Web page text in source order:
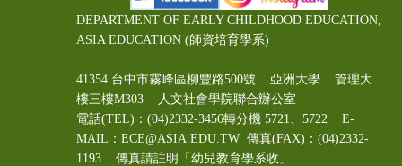
DEPARTMENT OF EARLY CHILDHOOD EDUCATION,
ASIA EDUCATION (師資培育學系)
41354 台中市霧峰區柳豐路500號 亞洲大學 管理大
樓三樓M303 人文社會學院聯合辦公室
電話(TEL)：(04)2332-3456轉分機 5721、5722 E-
MAIL：ECE@ASIA.EDU.TW 傳真(FAX)：(04)2332-
1193 傳真請註明「幼兒教育學系收」